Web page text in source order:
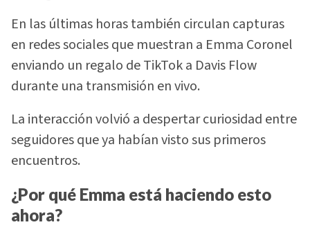
En las últimas horas también circulan capturas
en redes sociales que muestran a Emma Coronel
enviando un regalo de TikTok a Davis Flow
durante una transmisión en vivo.
La interacción volvió a despertar curiosidad entre
seguidores que ya habían visto sus primeros
encuentros.
¿Por qué Emma está haciendo esto
ahora?